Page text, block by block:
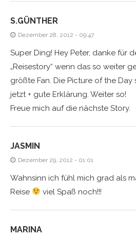
S.GÜNTHER
Dezember 28, 2012 - 09:47
Super Ding! Hey Peter, danke für
„Reisestory“ wenn das so weiter
größte Fan. Die Picture of the Day
jetzt + gute Erklärung. Weiter so!
Freue mich auf die nächste Story.
JASMIN
Dezember 29, 2012 - 01:01
Wahnsinn ich fühl mich grad als
Reise
viel Spaß noch!!!
MARINA